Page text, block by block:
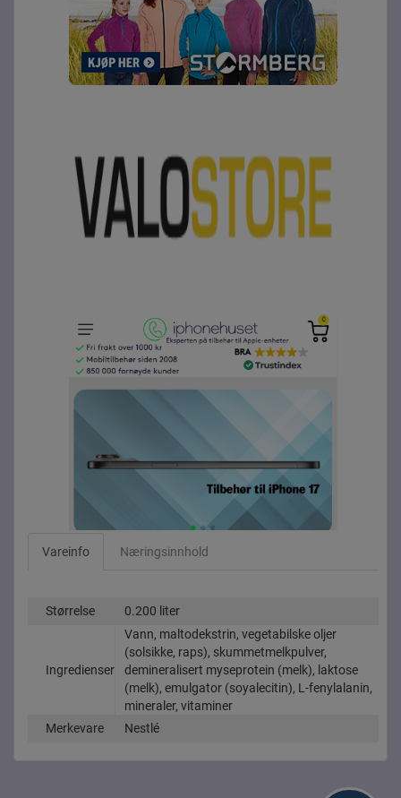
Vareinfo Næringsinnhold
Størrelse 0.200 liter
Ingredienser
Vann, maltodekstrin, vegetabilske oljer
(solsikke, raps), skummetmelkpulver,
demineralisert myseprotein (melk), laktose
(melk), emulgator (soyalecitin), L-fenylalanin,
mineraler, vitaminer
Merkevare
Nestlé